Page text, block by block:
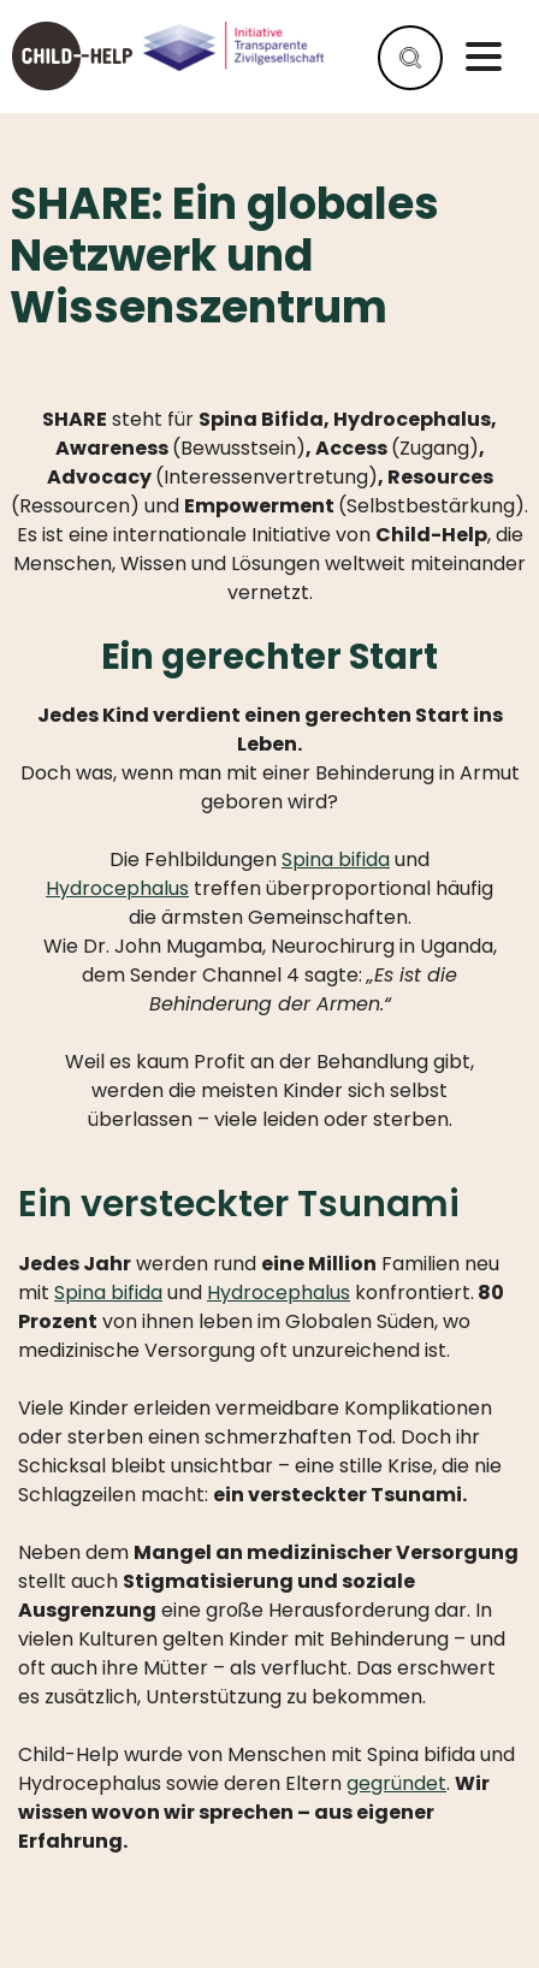
WAS
IST
SPINA
BIFIDA?
WAS
HELFEN
SIE
UNS
ALS
UNTERNEHMEN
EINZELPERSON
PASSIERT
IHRER
WIR
MACHEN
UND
VISION
SHARE:
GLOBALES
NETZWERK
WISSENSZENTRUM
WER
IST
JAHRESBERICHTE
GESCHICHTE
TRANSPARENZ
PRESSE
LINKS
SHARE: Ein globales
Netzwerk und
Wissenszentrum
SHARE steht für Spina Bifida, Hydrocephalus,
Awareness(Bewusstsein), Access(Zugang),
Advocacy(Interessenvertretung), Resources
(Ressourcen) und Empowerment (Selbstbestärkung).
Es ist eine internationale Initiative von Child-Help, die
Menschen, Wissen und Lösungen weltweit miteinander
vernetzt.
Ein gerechter Start
Jedes Kind verdient einen gerechten Start ins
Leben.
Doch was, wenn man mit einer Behinderung in Armut
geboren wird?
Die FehlbildungenSpina bifidaund
Hydrocephalus treffen überproportional häufig
die ärmsten Gemeinschaften.
Wie Dr. John Mugamba, Neurochirurg in Uganda,
dem Sender Channel 4 sagte:„Es ist die
Behinderung der Armen.“
Weil es kaum Profit an der Behandlung gibt,
werden die meisten Kinder sich selbst
überlassen – viele leiden oder sterben.
Ein versteckter Tsunami
Jedes Jahrwerden rund eine Million Familien neu
mit Spina bifidaund Hydrocephalus konfrontiert. 80
Prozent von ihnen leben im Globalen Süden, wo
medizinische Versorgung oft unzureichend ist.
Viele Kinder erleiden vermeidbare Komplikationen
oder sterben einen schmerzhaften Tod. Doch ihr
Schicksal bleibt unsichtbar – eine stille Krise, die nie
Schlagzeilen macht: ein versteckter Tsunami.
Neben dem Mangel an medizinischer Versorgung
stellt auch Stigmatisierung und soziale
Ausgrenzung eine große Herausforderung dar. In
vielen Kulturen gelten Kinder mit Behinderung – und
oft auch ihre Mütter – als verflucht. Das erschwert
es zusätzlich, Unterstützung zu bekommen.
Child-Help wurde von Menschen mit Spina bifida und
Hydrocephalus sowie deren Elterngegründet. Wir
wissen wovon wir sprechen – aus eigener
Erfahrung.